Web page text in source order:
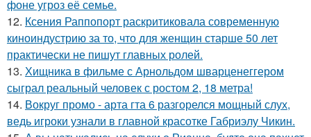
фоне угроз её семье.
12. Ксения Раппопорт раскритиковала современную
киноиндустрию за то, что для женщин старше 50 лет
практически не пишут главных ролей.
13. Хищника в фильме с Арнольдом шварценеггером
сыграл реальный человек с ростом 2, 18 метра!
14. Вокруг промо - арта гта 6 разгорелся мощный слух,
ведь игроки узнали в главной красотке Габриэлу Чикин.